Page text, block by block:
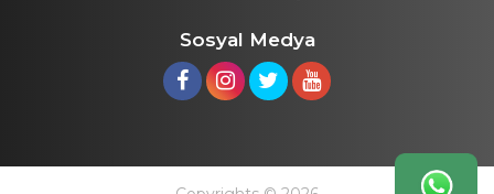
Sosyal Medya